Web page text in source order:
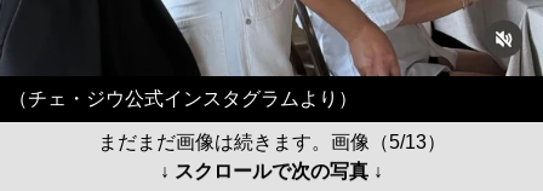
（チェ・ジウ公式インスタグラムより）
まだまだ画像は続きます。画像（5/13）
↓ スクロールで次の写真 ↓